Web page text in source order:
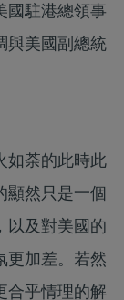
國駐港總領事
與美國副總統
如荼的此時此
顯然只是一個
以及對美國的
更加差。若然
合乎情理的解